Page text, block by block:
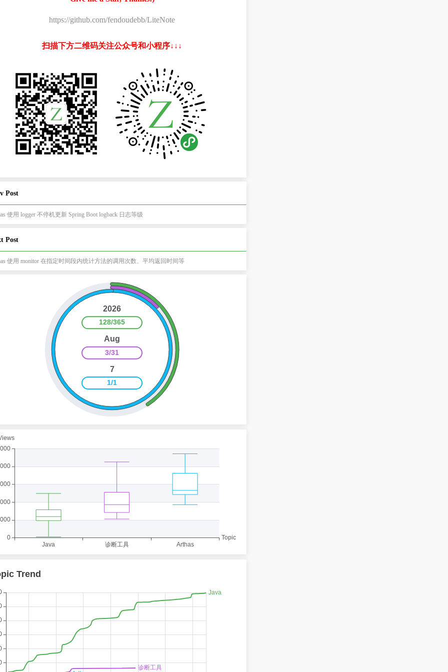
https://github.com/fendoudebb/LiteNote
扫描下方二维码关注公众号和小程序↓↓↓
Post
使用 logger 不停机更新 Spring Boot logback 日志等级
Post
使用 monitor 在指定时间段内统计方法的调用次数、平均返回时间等